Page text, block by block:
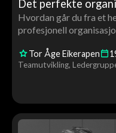
Det perfekte
Hvordan går du fra et
profesjonell
Tor Åge Eikerapen
Teamutvikling